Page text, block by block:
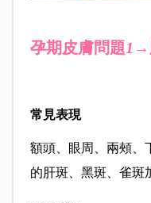
孕期皮膚問題1 →
常見表現
額頭、眼周、兩頰、
的肝斑、黑斑、雀斑